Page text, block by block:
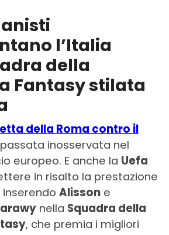
l’Italia
della
Fantasy stilata
della Roma contro il
inosservata nel
europeo. E anche la Uefa
in risalto la prestazione
inserendo Alissone
nella Squadra della
, che premia i migliori